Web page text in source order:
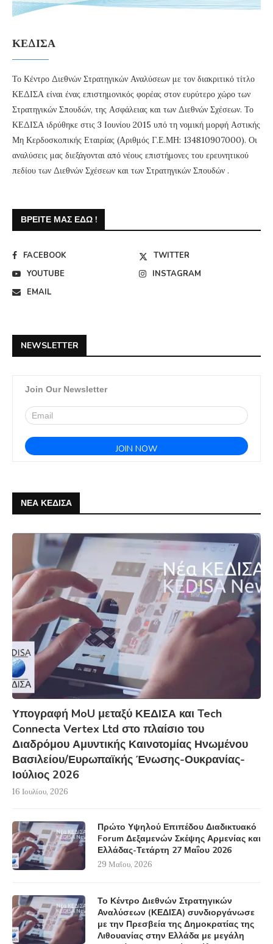
ΚΕΔΙΣΑ
Το Κέντρο Διεθνών Στρατηγικών Αναλύσεων με τον διακριτικό τίτλο
ΚΕΔΙΣΑ είναι ένας επιστημονικός φορέας στον ευρύτερο χώρο των
Στρατηγικών Σπουδών, της Ασφάλειας και των Διεθνών Σχέσεων. Το
ΚΕΔΙΣΑ ιδρύθηκε στις 3 Ιουνίου 2015 υπό τη νομική μορφή Αστικής
Μη Κερδοσκοπικής Εταιρίας (Αριθμός Γ.Ε.ΜΗ: 134810907000). Οι
αναλύσεις μας διεξάγονται από νέους επιστήμονες του ερευνητικού
πεδίου των Διεθνών Σχέσεων και των Στρατηγικών Σπουδών .
ΒΡΕΊΤΕ ΜΑΣ ΕΔΏ !
FACEBOOK
TWITTER
YOUTUBE
INSTAGRAM
EMAIL
NEWSLETTER
Join Our Newsletter
ΝΕΑ ΚΕΔΙΣΑ
Υπογραφή MoU μεταξύ ΚΕΔΙΣΑ και Tech
Connecta Vertex Ltd στο πλαίσιο του
Διαδρόμου Αμυντικής Καινοτομίας Ηνωμένου
Βασιλείου/Ευρωπαϊκής Ένωσης-Ουκρανίας-
Ιούλιος 2026
16 Ιουλίου, 2026
Πρώτο Υψηλού Επιπέδου Διαδικτυακό
Forum Δεξαμενών Σκέψης Αρμενίας και
Ελλάδας-Τετάρτη 27 Μαΐου 2026
29 Μαΐου, 2026
Το Κέντρο Διεθνών Στρατηγικών
Αναλύσεων (ΚΕΔΙΣΑ) συνδιοργάνωσε
με την Πρεσβεία της Δημοκρατίας της
Λιθουανίας στην Ελλάδα με μεγάλη